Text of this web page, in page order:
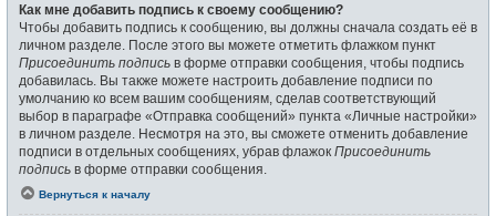
Как мне добавить подпись к своему сообщению?
Чтобы добавить подпись к сообщению, вы должны сначала создать её в
личном разделе. После этого вы можете отметить флажком пункт
Присоединить подпись в форме отправки сообщения, чтобы подпись
добавилась. Вы также можете настроить добавление подписи по
умолчанию ко всем вашим сообщениям, сделав соответствующий
выбор в параграфе «Отправка сообщений» пункта «Личные настройки»
в личном разделе. Несмотря на это, вы сможете отменить добавление
подписи в отдельных сообщениях, убрав флажок Присоединить
подпись в форме отправки сообщения.
Вернуться к началу